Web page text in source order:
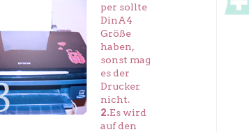
per sollte
DinA4
Größe
haben,
sonst mag
es der
Drucker
nicht.
2.Es wird
auf den